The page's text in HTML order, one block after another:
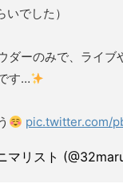
いでした）
ダーのみで、ライ
す…
pic.twitter.com/
マリスト